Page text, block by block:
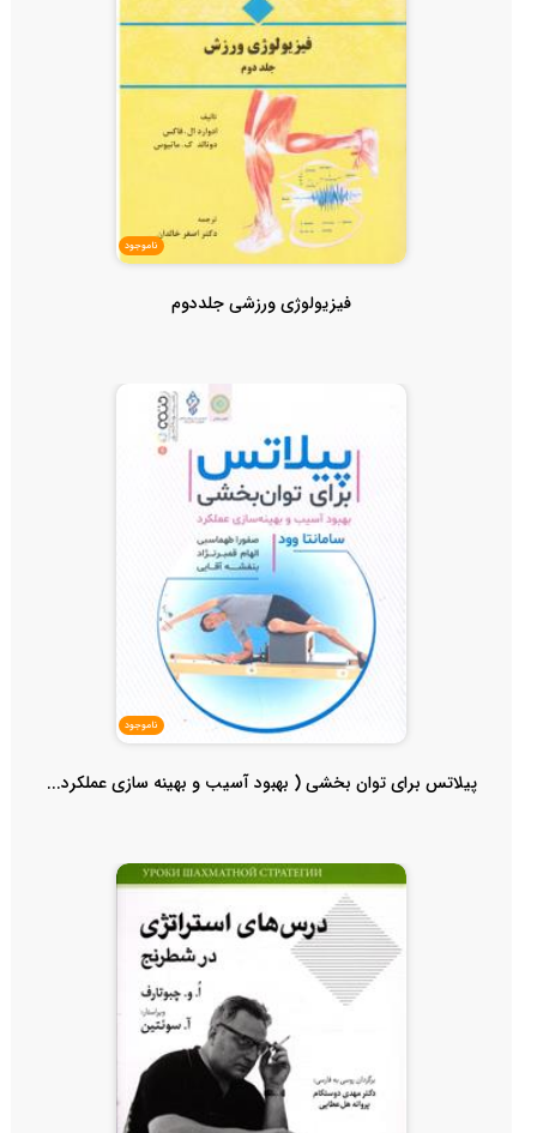
ناموجود
فیزیولوژی ورزشی جلددوم
ناموجود
پیلاتس برای توان بخشی ( بهبود آسیب و بهینه سازی عملکرد...